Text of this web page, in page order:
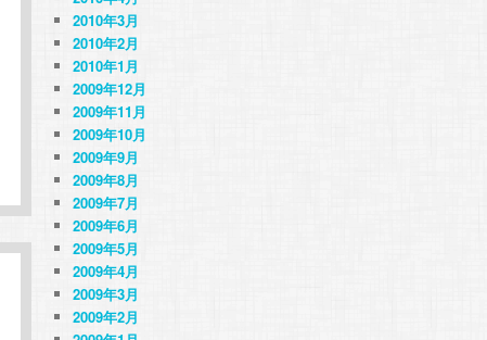
2010年3月
2010年2月
2010年1月
2009年12月
2009年11月
2009年10月
2009年9月
2009年8月
2009年7月
2009年6月
2009年5月
2009年4月
2009年3月
2009年2月